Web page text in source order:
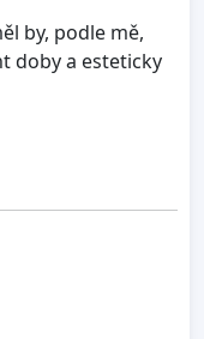
by, podle mě,
doby a esteticky